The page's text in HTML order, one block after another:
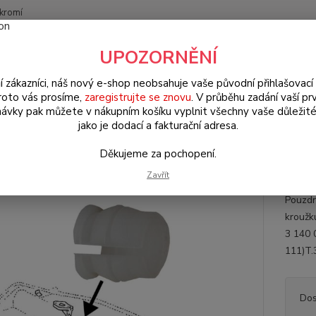
Hledat
Brouk Typ 1 (1938 » 03) Šasi (Chassis) Šasi & řazení (Chassis &
tyče řazení/bez kroužku -
3 140
UPOZORNĚNÍ
zákazníci, náš nový e-shop neobsahuje vaše původní přihlašovací
vás prosíme, zaregistrujte se znovu. V průběhu zadání vaší
pak můžete v nákupním košíku vyplnit všechny vaše
jako je dodací a fakturační adresa.
Děkujeme za pochopení.
Zavřít